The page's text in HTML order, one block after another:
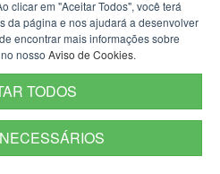
39°BPM - CRPO Alto
- Centro
clicar em "Aceitar Todos", você terá
da página e nos ajudará a desenvolver
encontrar mais informações sobre
nosso Aviso de Cookies.
TODOS